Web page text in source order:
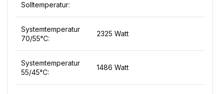
Solltemperatur:
Systemtemperatur
70/55°C:
2325 Watt
Systemtemperatur
55/45°C:
1486 Watt